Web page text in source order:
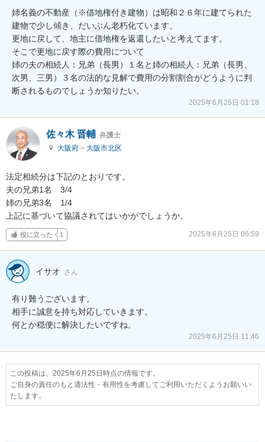
姉名義の不動産（※借地権付き建物）は昭和２６年に建てられた
建物で少し傾き、だいぶん老朽化ています。
更地に戻して、地主に借地権を返還したいと考えてます。
そこで更地に戻す際の費用について
姉の夫の相続人：兄弟（長男）１名と姉の相続人：兄弟（長男、
次男、三男）３名の法的な見解で費用の分割割合がどうように判
断されるものでしょうか知りたい。
2025年6月25日 01:18
佐々木 晋輔 弁護士
大阪府 > 大阪市北区
法定相続分は下記のとおりです。
夫の兄弟1名　3/4
姉の兄弟3名　1/4
上記に基づいて協議されてはいかがでしょうか。
役に立った 1 2025年6月25日 06:59
イサオ さん
有り難うございます。
相手に誠意を持ち対応していきます。
2025年6月25日 11:46
この投稿は、2025年6月25日時点の情報です。
ご自身の責任のもと適法性・有用性を考慮してご利用いただくようお願いい
たします。